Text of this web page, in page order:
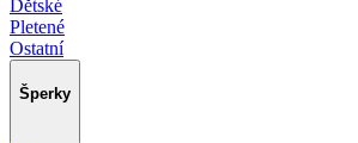
Dětské
Pletené
Ostatní
Šperky